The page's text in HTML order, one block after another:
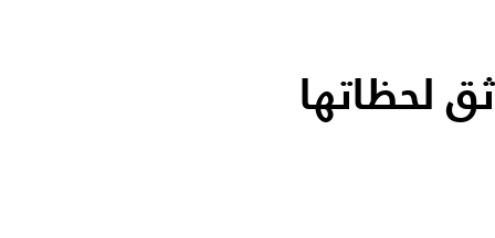
لحظاتها